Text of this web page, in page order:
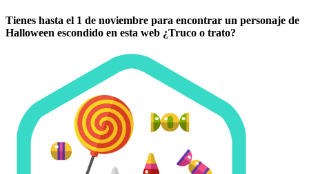
Tienes hasta el 1 de noviembre para encontrar un personaje de
Halloween escondido en esta web ¿Truco o trato?